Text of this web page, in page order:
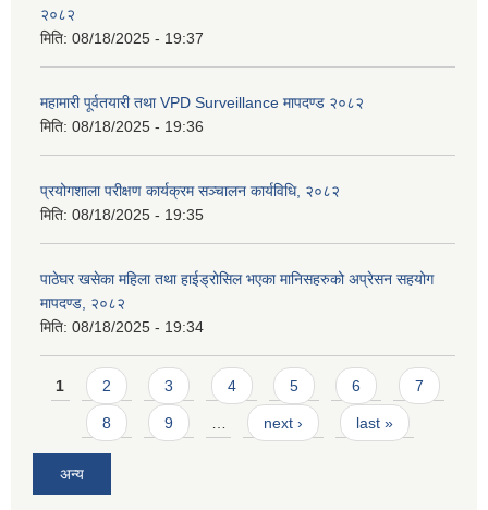
२०८२
मिति: 08/18/2025 - 19:37
महामारी पूर्वतयारी तथा VPD Surveillance मापदण्ड २०८२
मिति: 08/18/2025 - 19:36
प्रयोगशाला परीक्षण कार्यक्रम सञ्चालन कार्यविधि, २०८२
मिति: 08/18/2025 - 19:35
पाठेघर खसेका महिला तथा हाईड्रोसिल भएका मानिसहरुको अप्रेसन सहयोग
मापदण्ड, २०८२
मिति: 08/18/2025 - 19:34
Pages
1 2 3 4 5 6 7
8 9 … next › last »
अन्य